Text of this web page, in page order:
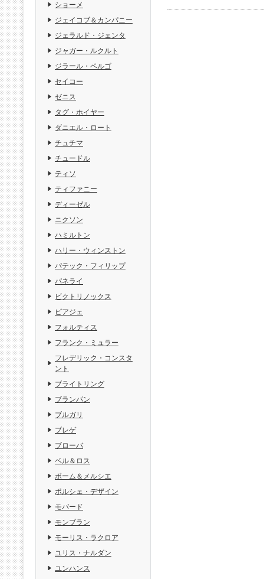
ショーメ
ジェイコブ＆カンパニー
ジェラルド・ジェンタ
ジャガー・ルクルト
ジラール・ペルゴ
セイコー
ゼニス
タグ・ホイヤー
ダニエル・ロート
チュチマ
チュードル
ティソ
ティファニー
ディーゼル
ニクソン
ハミルトン
ハリー・ウィンストン
パテック・フィリップ
パネライ
ビクトリノックス
ピアジェ
フォルティス
フランク・ミュラー
フレデリック・コンスタ
ント
ブライトリング
ブランパン
ブルガリ
ブレゲ
ブローバ
ベル＆ロス
ボーム＆メルシエ
ポルシェ・デザイン
モバード
モンブラン
モーリス・ラクロア
ユリス・ナルダン
ユンハンス